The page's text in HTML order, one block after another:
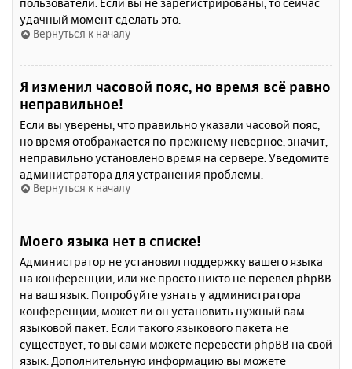
удачный момент сделать это.
Вернуться к началу
Я изменил часовой пояс, но время всё равно
неправильное!
Если вы уверены, что правильно указали часовой пояс,
но время отображается по-прежнему неверное, значит,
неправильно установлено время на сервере. Уведомите
администратора для устранения проблемы.
Вернуться к началу
Моего языка нет в списке!
Администратор не установил поддержку вашего языка
на конференции, или же просто никто не перевёл phpBB
на ваш язык. Попробуйте узнать у администратора
конференции, может ли он установить нужный вам
языковой пакет. Если такого языкового пакета не
существует, то вы сами можете перевести phpBB на свой
язык. Дополнительную информацию вы можете